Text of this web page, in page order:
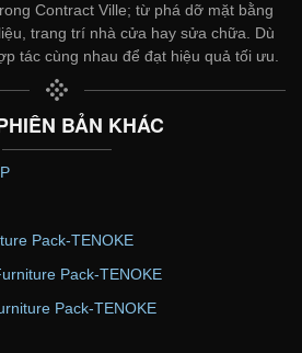
Contract Ville; từ phá dỡ mặt bằng
trang trí nhà cửa hay sửa chữa. Dù
tác cùng nhau để đạt hiệu quả tối ưu.
BẢN KHÁC
Pack-TENOKE
Pack-TENOKE
Pack-TENOKE